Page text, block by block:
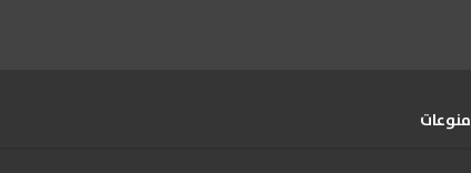
منوعات